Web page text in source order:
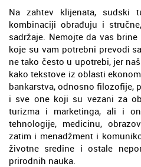
Na zahtev klijenata, sudski
kombinaciji obrađuju i
sadržaje. Nemojte da vas
koje su vam potrebni prevodi
ne tako često u upotrebi, jer
kako tekstove iz oblasti
bankarstva, odnosno filozofije,
i sve one koji su vezani za
turizma i marketinga, ali i
tehnologije, medicinu,
zatim i menadžment i
životne sredine i ostale
prirodnih nauka.